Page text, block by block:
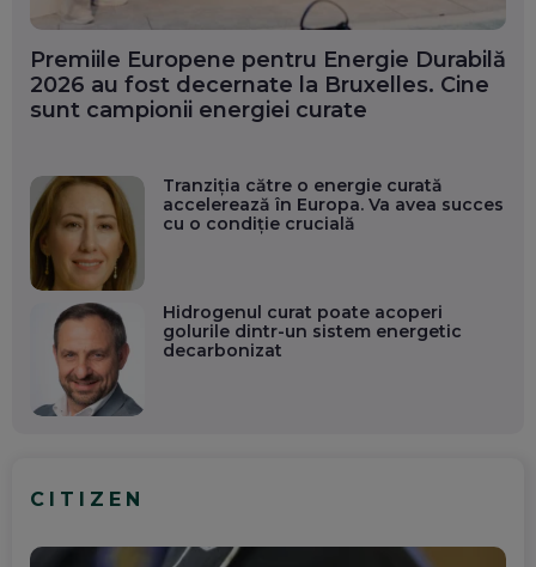
Premiile Europene pentru Energie Durabilă
2026 au fost decernate la Bruxelles. Cine
sunt campionii energiei curate
Tranziția către o energie curată
accelerează în Europa. Va avea succes
cu o condiție crucială
Hidrogenul curat poate acoperi
golurile dintr-un sistem energetic
decarbonizat
CITIZEN